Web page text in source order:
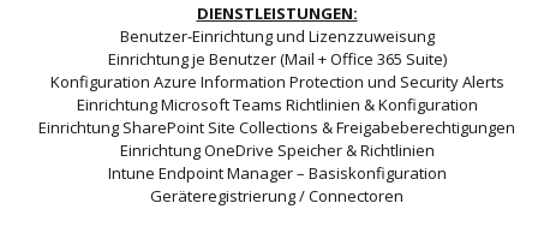
DIENSTLEISTUNGEN:
Benutzer-Einrichtung und Lizenzzuweisung
Einrichtung je Benutzer (Mail + Office 365 Suite)
Konfiguration Azure Information Protection und Security Alerts
Einrichtung Microsoft Teams Richtlinien & Konfiguration
Einrichtung SharePoint Site Collections & Freigabeberechtigungen
Einrichtung OneDrive Speicher & Richtlinien
Intune Endpoint Manager – Basiskonfiguration
Geräteregistrierung / Connectoren